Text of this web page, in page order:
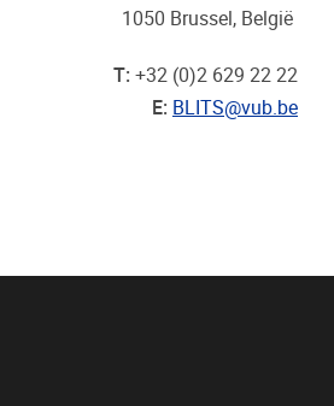
1050 Brussel, België
T: +32 (0)2 629 22 22
E: BLITS@vub.be